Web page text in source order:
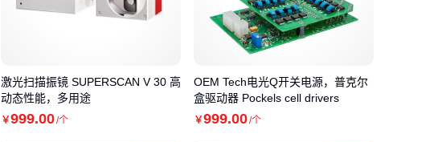
激光扫描振镜 SUPERSCAN V 30 高
动态性能，多用途
￥999.00/个
OEM Tech电光Q开关电源，普克尔
盒驱动器 Pockels cell drivers
￥999.00/个